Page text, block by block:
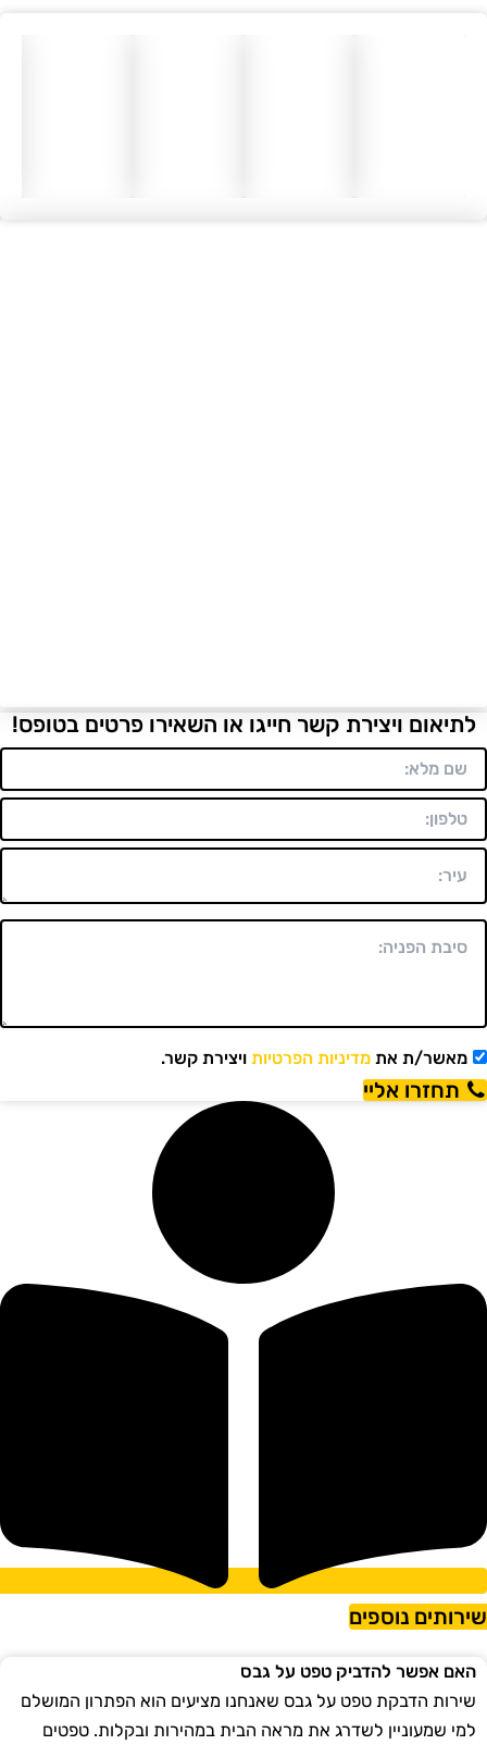
לתיאום ויצירת קשר חייגו או השאירו פרטים בטופס!
מאשר/ת אתמדיניות הפרטיותויצירת קשר.
תחזרו אליי
נוספים
האם אפשר להדביק טפט על גבס
שירות הדבקת טפט על גבס שאנחנו מציעים הוא הפתרון המושלם
למי שמעוניין לשדרג את מראה הבית במהירות ובקלות. טפטים